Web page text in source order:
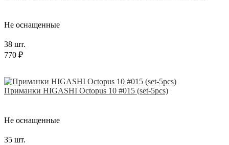
Не оснащенные
38 шт.
770 ₽
Приманки HIGASHI Octopus 10 #015 (set-5pcs)
Не оснащенные
35 шт.